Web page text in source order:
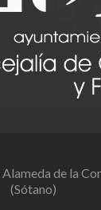
de la
(Sótano)